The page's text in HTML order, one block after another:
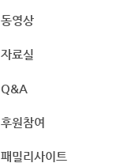
동영상
자료실
Q&A
후원참여
패밀리사이트